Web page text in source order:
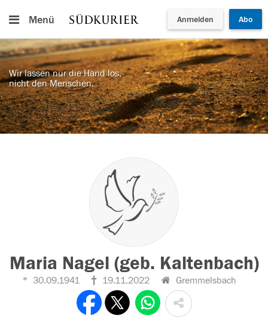
Menü Anmelden Abo
Wir lassen nur die Hand los,
nicht den Menschen.
Maria Nagel (geb. Kaltenbach)
30.09.1941 19.11.2022 Gremmelsbach